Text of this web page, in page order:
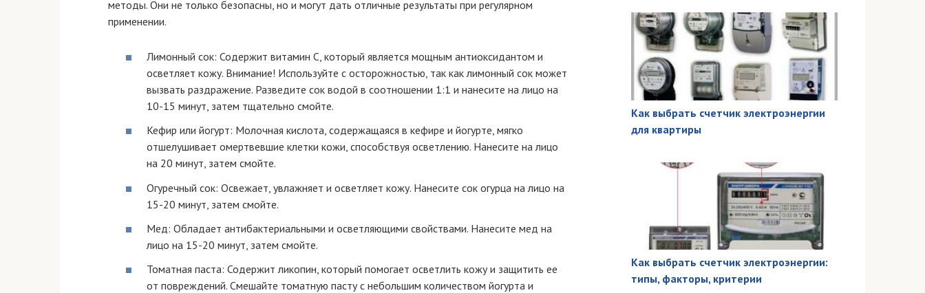
методы. Они не только безопасны, но и могут дать отличные результаты при регулярном
применении.
Лимонный сок: Содержит витамин С, который является мощным антиоксидантом и
осветляет кожу. Внимание! Используйте с осторожностью, так как лимонный сок может
вызвать раздражение. Разведите сок водой в соотношении 1:1 и нанесите на лицо на
10-15 минут, затем тщательно смойте.
Кефир или йогурт: Молочная кислота, содержащаяся в кефире и йогурте, мягко
отшелушивает омертвевшие клетки кожи, способствуя осветлению. Нанесите на лицо
на 20 минут, затем смойте.
Огуречный сок: Освежает, увлажняет и осветляет кожу. Нанесите сок огурца на лицо на
15-20 минут, затем смойте.
Мед: Обладает антибактериальными и осветляющими свойствами. Нанесите мед на
лицо на 15-20 минут, затем смойте.
Томатная паста: Содержит ликопин, который помогает осветлить кожу и защитить ее
от повреждений. Смешайте томатную пасту с небольшим количеством йогурта и
Как выбрать счетчик электроэнергии
для квартиры
Как выбрать счетчик электроэнергии:
типы, факторы, критерии